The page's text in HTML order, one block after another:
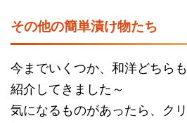
その他の簡単漬け物たち
今までいくつか、和洋どちら
紹介してきました～
気になるものがあったら、ク